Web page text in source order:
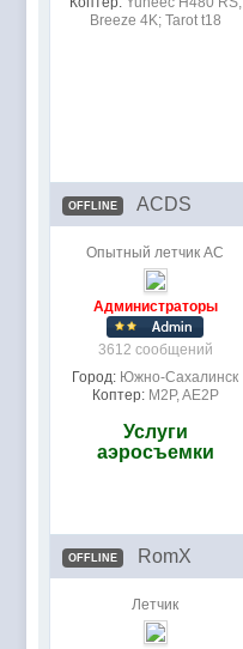
Breeze 4K; Tarot t18
OFFLINE ACDS
Опытный летчик АС
Администраторы
3612 сообщений
Город: Южно-Сахалинск
Коптер: M2P, AE2P
Услуги
аэросъемки
OFFLINE RomX
Летчик